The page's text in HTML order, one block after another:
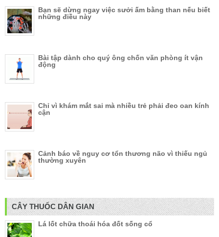
Bạn sẽ dừng ngay việc sưởi ấm bằng than nếu biết
những điều này
Bài tập dành cho quý ông chốn văn phòng ít vận
động
Chỉ vì khám mắt sai mà nhiều trẻ phải đeo oan kính
cận
Cảnh báo về nguy cơ tổn thương não vì thiếu ngủ
thường xuyên
CÂY THUỐC DÂN GIAN
Lá lốt chữa thoái hóa đốt sống cổ